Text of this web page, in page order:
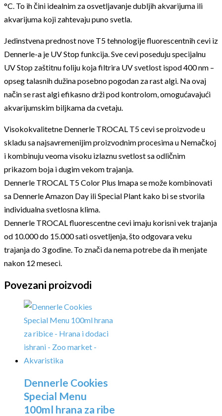
°C. To ih čini idealnim za osvetljavanje dubljih akvarijuma ili
akvarijuma koji zahtevaju puno svetla.
Jedinstvena prednost nove T5 tehnologije fluorescentnih cevi iz
Dennerle-a je UV Stop funkcija. Sve cevi poseduju specijalnu
UV Stop zaštitnu foliju koja filtrira UV svetlost ispod 400 nm –
opseg talasnih dužina posebno pogodan za rast algi. Na ovaj
način se rast algi efikasno drži pod kontrolom, omogućavajući
akvarijumskim biljkama da cvetaju.
Visokokvalitetne Dennerle TROCAL T5 cevi se proizvode u
skladu sa najsavremenijim proizvodnim procesima u Nemačkoj
i kombinuju veoma visoku izlaznu svetlost sa odličnim
prikazom boja i dugim vekom trajanja.
Dennerle TROCAL T5 Color Plus lmapa se može kombinovati
sa Dennerle Amazon Day ili Special Plant kako bi se stvorila
individualna svetlosna klima.
Dennerle TROCAL fluorescentne cevi imaju korisni vek trajanja
od 10.000 do 15.000 sati osvetljenja, što odgovara veku
trajanja do 3 godine. To znači da nema potrebe da ih menjate
nakon 12 meseci.
Povezani proizvodi
Dennerle Cookies
Special Menu
100ml hrana za ribe